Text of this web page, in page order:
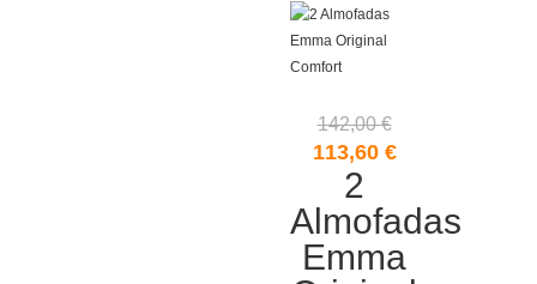
142,00€
O
preço
original
era:
142,00 €.
113,60 €
atual
é:
2
Almofadas
Emma